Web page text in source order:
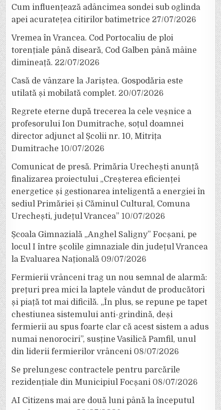
Cum influențează adâncimea sondei sub oglinda
apei acuratețea citirilor batimetrice 27/07/2026
Vremea în Vrancea. Cod Portocaliu de ploi
torențiale până diseară, Cod Galben până mâine
dimineață. 22/07/2026
Casă de vânzare la Jariștea. Gospodăria este
utilată și mobilată complet. 20/07/2026
Regrete eterne după trecerea la cele veșnice a
profesorului Ion Dumitrache, soțul doamnei
director adjunct al Școlii nr. 10, Mitrița
Dumitrache 10/07/2026
Comunicat de presă. Primăria Urechești anunță
finalizarea proiectului „Creșterea eficienței
energetice și gestionarea inteligentă a energiei în
sediul Primăriei și Căminul Cultural, Comuna
Urechești, județul Vrancea” 10/07/2026
Școala Gimnazială „Anghel Saligny” Focșani, pe
locul I între școlile gimnaziale din județul Vrancea
la Evaluarea Națională 09/07/2026
Fermierii vrânceni trag un nou semnal de alarmă:
prețuri prea mici la laptele vândut de producători
și piață tot mai dificilă. „În plus, se repune pe tapet
chestiunea sistemului anti-grindină, deși
fermierii au spus foarte clar că acest sistem a adus
numai nenorociri”, susține Vasilică Pamfil, unul
din liderii fermierilor vrânceni 08/07/2026
Se prelungesc contractele pentru parcările
rezidențiale din Municipiul Focșani 08/07/2026
AI Citizens mai are două luni până la începutul